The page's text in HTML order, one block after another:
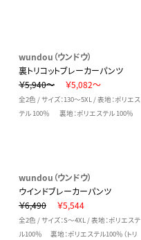
wundou（ウンドウ）
裏トリコットブレーカーパンツ
￥5,940～
￥5,082～
全2色 / サイズ：130～5XL / 表地：ポリエス
テル 100％ 裏地：ポリエステル 100％
wundou（ウンドウ）
ウインドブレーカーパンツ
￥6,490
￥5,544
全2色 / サイズ：S～4XL / 表地：ポリエステ
ル100％ 裏地：ポリエステル100％（トリ